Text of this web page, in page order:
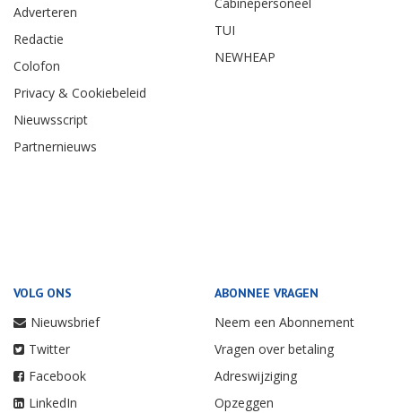
Adverteren
Redactie
Colofon
Privacy & Cookiebeleid
Nieuwsscript
Partnernieuws
TUI
NEWHEAP
VOLG ONS
Nieuwsbrief
Twitter
Facebook
LinkedIn
ABONNEE VRAGEN
Neem een Abonnement
Vragen over betaling
Adreswijziging
Opzeggen